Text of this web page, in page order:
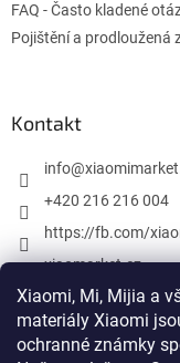
Xiaomi, Mi, Mijia a
materiály Xiaomi
ochranné známky
FAQ - Často kladené
Pojištění a prodloužená
Kontakt
info@
+420 216 216 004
https://fb.com/
xiaomarket.cz